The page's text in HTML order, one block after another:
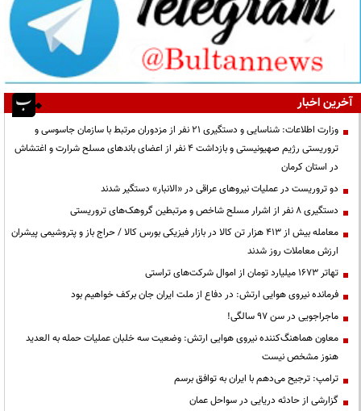
آخرین اخبار
وزارت اطلاعات: شناسایی و دستگیری ۲۱ نفر از مزدوران مرتبط با سازمان جاسوسی و
تروریستی رژیم صهیونیستی و بازداشت ۴ نفر از اعضای باندهای مسلح شرارت و اغتشاش
در استان کرمان
دو تروریست در عملیات نیروهای عراقی در «الانبار» دستگیر شدند
دستگیری ۸ نفر از اشرار مسلح شاخص و مرتبطین گروهک‌های تروریستی
معامله بیش از ۴۱۳ هزار تن کالا در بازار فیزیکی بورس کالا / حراج باز و پتروشیمی پیشران
ارزش معاملات روز شدند
تهاتر ۱۶۷۳ میلیارد تومان از اموال شرکت‌های تراستی
فرمانده نیروی هوایی ارتش: در دفاع از ملت ایران جان برکف خواهیم بود
ماجراجویی در سن ۹۷ سالگی!
معاون هماهنگ‌کننده نیروی هوایی ارتش: وضعیت سه خلبان عملیات حمله به العدید
هنوز مشخص نیست
ترامپ: ترجیح می‌دهم با ایران به توافق برسم
گزارشی از حادثه دریایی در سواحل عمان